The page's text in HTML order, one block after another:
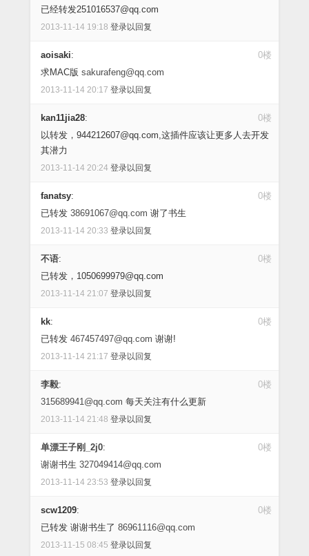
已经转发251016537@qq.com
2013-11-14 19:18 登录以回复
0楼
aoisaki:
求MAC版 sakurafeng@qq.com
2013-11-14 20:17 登录以回复
0楼
kan11jia28:
以转发，944212607@qq.com,这插件应该让更多人去开发
其潜力
2013-11-14 20:24 登录以回复
0楼
fanatsy:
已转发 38691067@qq.com 谢了书生
2013-11-14 20:33 登录以回复
0楼
不语:
已转发，1050699979@qq.com
2013-11-14 21:07 登录以回复
0楼
kk:
已转发 467457497@qq.com 谢谢!
2013-11-14 21:17 登录以回复
0楼
李毅:
315689941@qq.com 每天关注有什么更新
2013-11-14 21:48 登录以回复
0楼
单漂王子刚_2j0:
谢谢书生 327049414@qq.com
2013-11-14 23:53 登录以回复
0楼
scw1209:
已转发 谢谢书生了 86961116@qq.com
2013-11-15 08:45 登录以回复